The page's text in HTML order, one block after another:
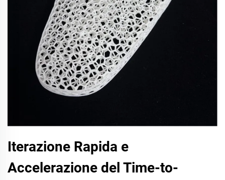
Iterazione Rapida e
Accelerazione del Time-to-